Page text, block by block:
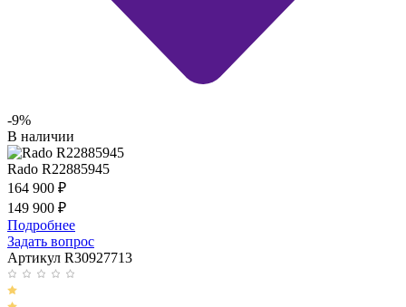
-9%
В наличии
Rado R22885945
164 900 ₽
149 900 ₽
Подробнее
Задать вопрос
Артикул R30927713